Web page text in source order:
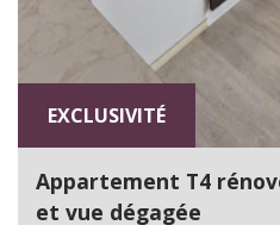
EXCLUSIVITÉ
Appartement T4
et vue dégagée